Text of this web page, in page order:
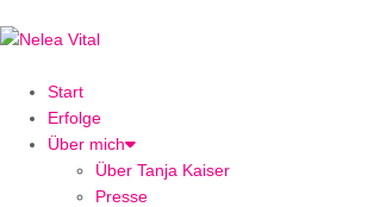
Start
Erfolge
Über mich
Über Tanja Kaiser
Presse